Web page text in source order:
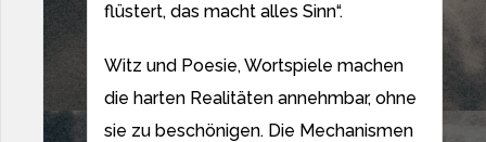
flüstert, das macht alles Sinn“.
Witz und Poesie, Wortspiele machen
die harten Realitäten annehmbar, ohne
sie zu beschönigen. Die Mechanismen